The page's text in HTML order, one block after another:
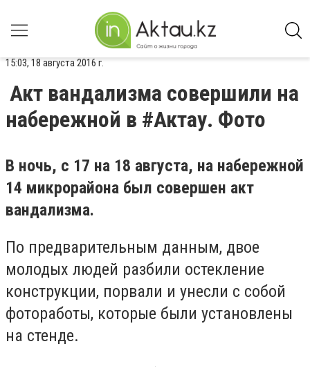
15:03, 18 августа 2016 г.
Акт вандализма совершили на
набережной в #Актау. Фото
В ночь, с 17 на 18 августа, на набережной
14 микрорайона был совершен акт
вандализма.
По предварительным данным, двое
молодых людей разбили остекление
конструкции, порвали и унесли с собой
фотоработы, которые были установлены
на стенде.